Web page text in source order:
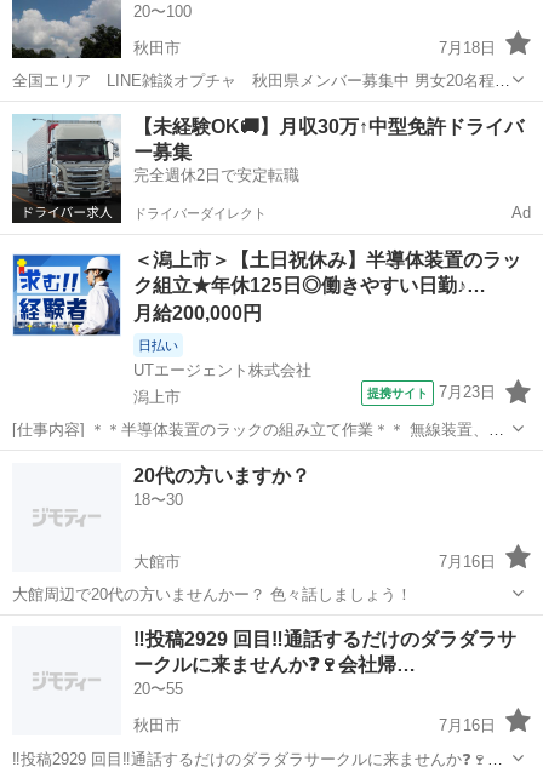
20〜100
秋田市
7月18日
全国エリア LINE雑談オプチャ 秋田県メンバー募集中 男女20名程
（20代～60代）が適当な雑談をする小さな集まりです 【禁止事
項】 ●出会い系行為 ●あらゆる勧誘行為 ●通話・ライブトーク
...
秋田 秋田市 LINE友達 オプチャ
【未経験OK🚚】月収30万↑中型免許ドライバ
ー募集
完全週休2日で安定転職
ドライバーダイレクト Ad
＜潟上市＞【土日祝休み】半導体装置のラッ
ク組立★年休125日◎働きやすい日勤♪…
月給200,000円
日払い
UTエージェント株式会社
潟上市
提携サイト 7月23日
[仕事内容] ＊＊半導体装置のラックの組み立て作業＊＊ 無線装置、セ
ンサー、通信機器など映像機器を製造している会社です！ 製造業の経
験がある方は活かせます◎ 作業難易度は低めなので誰でもすぐに即戦
力になれます！ ＜具体...
工場
20代の方いますか？
18〜30
大館市
7月16日
大館周辺で20代の方いませんかー？ 色々話しましょう！
大館市 チャット
‼️投稿2929 回目‼️通話するだけのダラダラサ
ークルに来ませんか❓🍷会社帰…
20〜55
秋田市
7月16日
‼️投稿2929 回目‼️通話するだけのダラダラサークルに来ませんか❓🍷会